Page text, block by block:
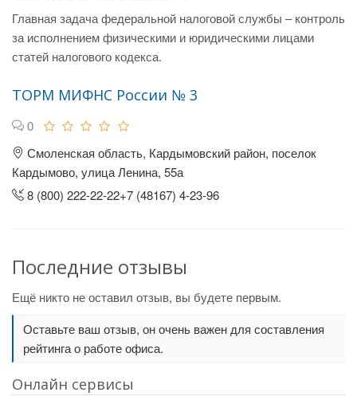
Главная задача федеральной налоговой службы – контроль
за исполнением физическими и юридическими лицами
статей налогового кодекса.
ТОРМ МИФНС России № 3
0
Смоленская область, Кардымовский район, поселок
Кардымово, улица Ленина, 55а
8 (800) 222-22-22+7 (48167) 4-23-96
Последние отзывы
Ещё никто не оставил отзыв, вы будете первым.
Оставьте ваш отзыв, он очень важен для составления
рейтинга о работе офиса.
Онлайн сервисы